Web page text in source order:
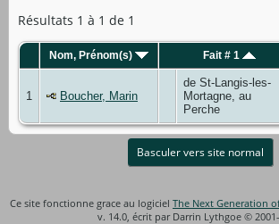
Résultats 1 à 1 de 1
Nom, Prénom(s) Fait # 1
1 Boucher, Marin
de St-Langis-les-
Mortagne, au
Perche
Basculer vers site normal
Ce site fonctionne grace au logiciel The Next Generation
v. 14.0, écrit par Darrin Lythgoe ©